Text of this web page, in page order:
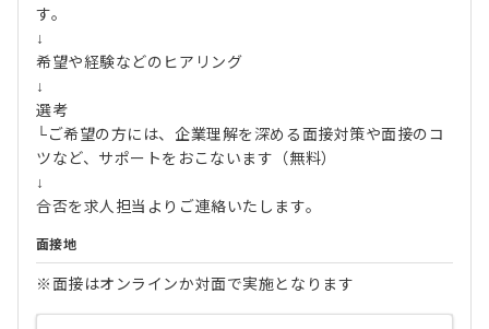
す。
↓
希望や経験などのヒアリング
↓
選考
└ご希望の方には、企業理解を深める面接対策や面接のコ
ツなど、サポートをおこないます（無料）
↓
合否を求人担当よりご連絡いたします。
面接地
※面接はオンラインか対面で実施となります